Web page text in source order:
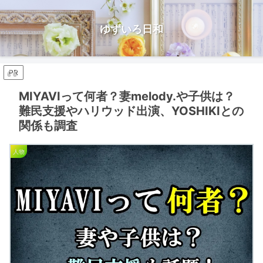
ゆずいろ日和
PR
MIYAVIって何者？妻melody.や子供は？
難民支援やハリウッド出演、YOSHIKIとの
関係も調査
人物